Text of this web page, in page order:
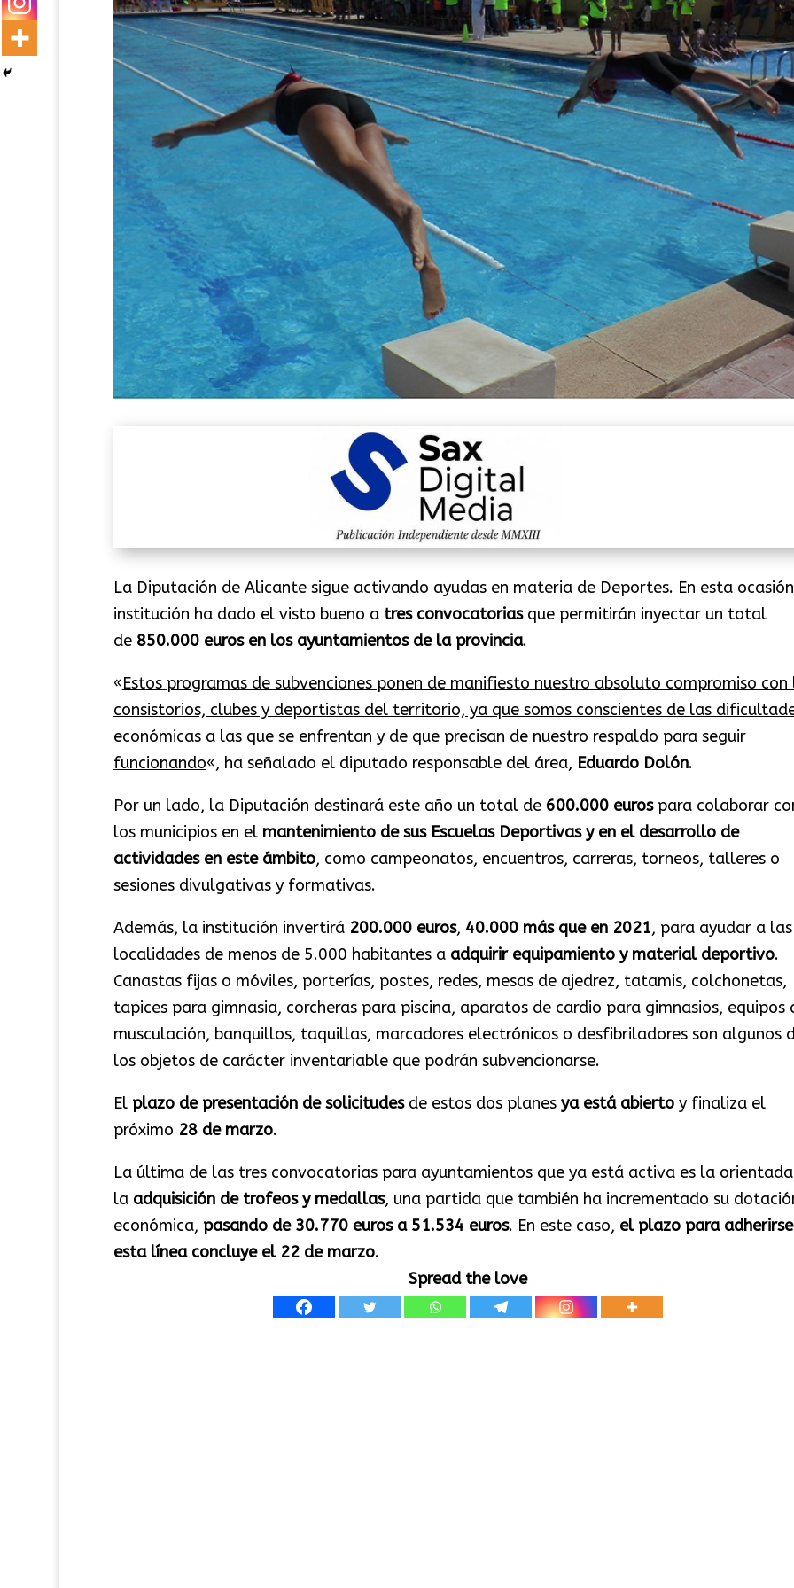
La Diputación de Alicante sigue activando ayudas en materia de Deportes. En esta
institución ha dado el visto bueno a tres convocatorias que permitirán inyectar un total
de 850.000 euros en los ayuntamientos de la provincia.
«Estos programas de subvenciones ponen de manifiesto nuestro absoluto compromiso con
consistorios, clubes y deportistas del territorio, ya que somos conscientes de las
económicas a las que se enfrentan y de que precisan de nuestro respaldo para seguir
funcionando«, ha señalado el diputado responsable del área, Eduardo Dolón.
Por un lado, la Diputación destinará este año un total de 600.000 eurospara colaborar
los municipios en el mantenimiento de sus Escuelas Deportivas y en el desarrollo de
actividades en este ámbito, como campeonatos, encuentros, carreras, torneos, talleres o
sesiones divulgativas y formativas.
Además, la institución invertirá 200.000 euros, 40.000 más que en 2021, para ayudar a las
localidades de menos de 5.000 habitantes a adquirir equipamiento y material deportivo.
Canastas fijas o móviles, porterías, postes, redes, mesas de ajedrez, tatamis, colchonetas,
tapices para gimnasia, corcheras para piscina, aparatos de cardio para gimnasios, equipos
musculación, banquillos, taquillas, marcadores electrónicos o desfibriladores son algunos
los objetos de carácter inventariable que podrán subvencionarse.
El plazo de presentación de solicitudesde estos dos planes ya está abiertoy finaliza el
próximo 28 de marzo.
La última de las tres convocatorias para ayuntamientos que ya está activa es la
la adquisición de trofeos y medallas, una partida que también ha incrementado su
económica, pasando de 30.770 euros a 51.534 euros. En este caso, el plazo para
esta línea concluye el 22 de marzo.
Spread the love